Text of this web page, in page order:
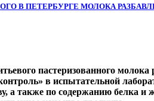
В ПЕТЕРБУРГЕ МОЛОКА
пастеризованного
в испытательной
а также по содержанию